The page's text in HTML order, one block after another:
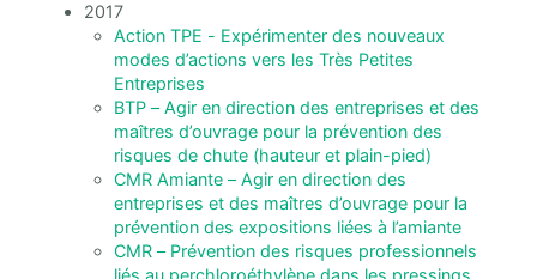
2017
Action TPE - Expérimenter des nouveaux
modes d’actions vers les Très Petites
Entreprises
BTP – Agir en direction des entreprises et des
maîtres d’ouvrage pour la prévention des
risques de chute (hauteur et plain-pied)
CMR Amiante – Agir en direction des
entreprises et des maîtres d’ouvrage pour la
prévention des expositions liées à l’amiante
CMR – Prévention des risques professionnels